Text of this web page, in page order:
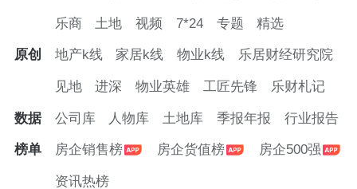
乐商 土地 视频 7*24 专题 精选
原创 地产k线 家居k线 物业k线 乐居财经研究院
见地 进深 物业英雄 工匠先锋 乐财札记
数据 公司库 人物库 土地库 季报年报 行业报告
榜单 房企销售榜 房企货值榜 房企500强
资讯热榜